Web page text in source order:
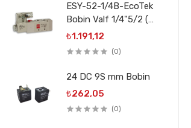
ESY-52-1/4B-EcoTek
Bobin Valf 1/4"5/2 (
3V210-08)
₺1.191,12
(0)
24 DC 9S mm Bobin
₺262,05
(0)